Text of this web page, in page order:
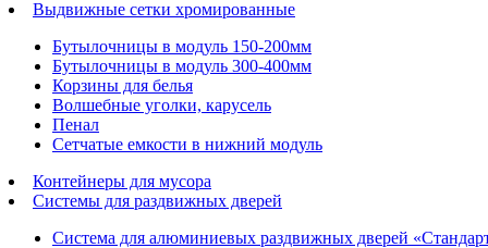
Выдвижные сетки хромированные
Бутылочницы в модуль 150-200мм
Бутылочницы в модуль 300-400мм
Корзины для белья
Волшебные уголки, карусель
Пенал
Cетчатые емкости в нижний модуль
Контейнеры для мусора
Системы для раздвижных дверей
Система для алюминиевых раздвижных дверей